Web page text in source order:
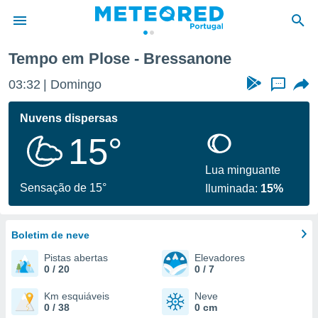
da
foi
fornecidas
a este
das
e
forma
digital
Tempo em Plose - Bressanone
03:32 Domingo ...
Nuvens dispersas
15°
Sensação de 15°
Lua minguante
Iluminada: 15%
Boletim de neve
Pistas abertas
0 / 20
Elevadores
0 / 7
Km esquiáveis
0 / 38
Neve
0 cm